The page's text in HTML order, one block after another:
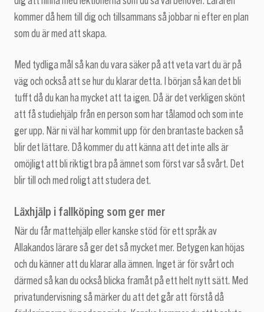
kommer då hem till dig och tillsammans så jobbar ni efter en plan
som du är med att skapa.
Med tydliga mål så kan du vara säker på att veta vart du är på
väg och också att se hur du klarar detta. I början så kan det bli
tufft då du kan ha mycket att ta igen. Då är det verkligen skönt
att få studiehjälp från en person som har tålamod och som inte
ger upp. När ni väl har kommit upp för den brantaste backen så
blir det lättare. Då kommer du att känna att det inte alls är
omöjligt att bli riktigt bra på ämnet som först var så svårt. Det
blir till och med roligt att studera det.
Läxhjälp i fallköping som ger mer
När du får mattehjälp eller kanske stöd för ett språk av
Allakandos lärare så ger det så mycket mer. Betygen kan höjas
och du känner att du klarar alla ämnen. Inget är för svårt och
därmed så kan du också blicka framåt på ett helt nytt sätt. Med
privatundervisning så märker du att det går att förstå då